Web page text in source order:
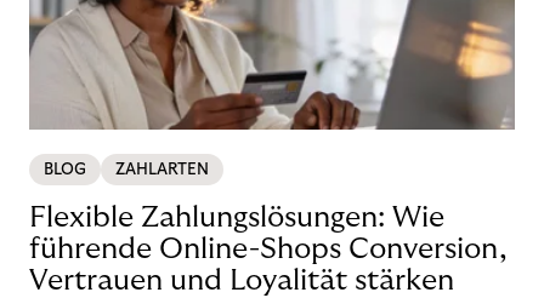
BLOG ZAHLARTEN
Flexible Zahlungslösungen: Wie
führende Online-Shops Conversion,
Vertrauen und Loyalität stärken